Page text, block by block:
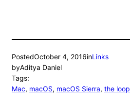
PostedOctober 4, 2016inLinks
byAditya Daniel
Tags:
Mac, macOS, macOS Sierra, the loop